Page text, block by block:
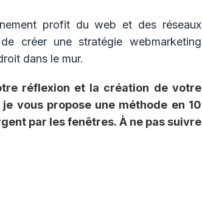
profit du web et des réseaux
créer une stratégie webmarketing
dans le mur.
réflexion et la création de votre
vous propose une méthode en 10
par les fenêtres. À ne pas suivre